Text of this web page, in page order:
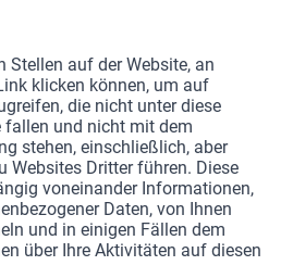
Stellen auf der Website, an
klicken können, um auf
die nicht unter diese
und nicht mit dem
stehen, einschließlich, aber
Websites Dritter führen. Diese
voneinander Informationen,
Daten, von Ihnen
und in einigen Fällen dem
über Ihre Aktivitäten auf diesen